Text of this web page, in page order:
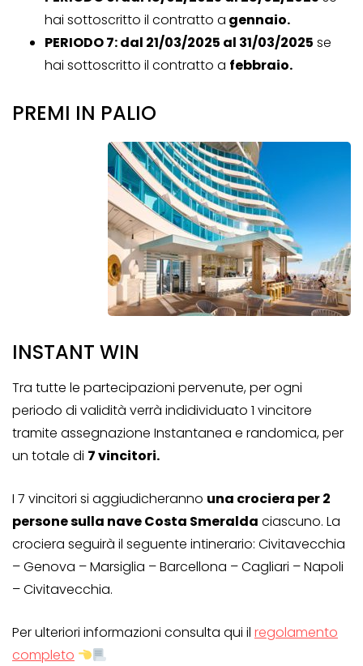
hai sottoscritto il contratto a gennaio.
PERIODO 7: dal 21/03/2025 al 31/03/2025 se
hai sottoscritto il contratto a febbraio.
PREMI IN PALIO
INSTANT WIN
Tra tutte le partecipazioni pervenute, per ogni
periodo di validità verrà indidividuato 1 vincitore
tramite assegnazione Instantanea e randomica, per
un totale di 7 vincitori.
I 7 vincitori si aggiudicheranno una crociera per 2
persone sulla nave Costa Smeralda ciascuno. La
crociera seguirà il seguente intinerario: Civitavecchia
– Genova – Marsiglia – Barcellona – Cagliari – Napoli
– Civitavecchia.
Per ulteriori informazioni consulta qui il regolamento
completo